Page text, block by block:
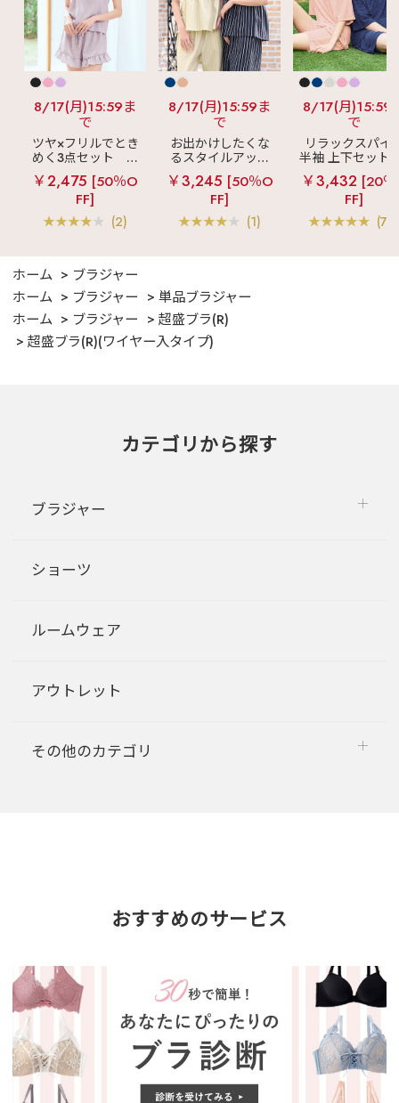
8/17(月)15:59ま
で
ツヤ×フリルでとき
めく3点セット
シ
ルキー ショートパ
ンツ 3点セット
￥2,475 [50％O
FF]
(2)
8/17(月)15:59ま
で
お出かけしたくな
るスタイルアップ
見え
ストライプ
フリル ロングパン
ツ 綿混 上下セット
￥3,245 [50％O
FF]
(1)
8/17(月)15:59
で
リラックスパイ
半袖 上下セット
女兼用サイズ)
￥3,432 [20
FF]
ホーム
ブラジャー
ホーム
ブラジャー
単品ブラジャー
ホーム
ブラジャー
超盛ブラ(R)
超盛ブラ(R)(ワイヤー入タイプ)
カテゴリから探す
ブラジャー
ショーツ
ルームウェア
アウトレット
その他のカテゴリ
おすすめのサービス